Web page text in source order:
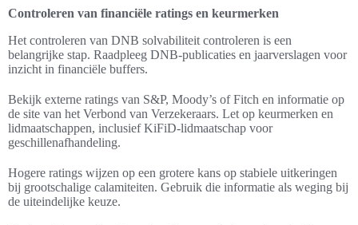
Controleren van financiële ratings en keurmerken
Het controleren van DNB solvabiliteit controleren is een
belangrijke stap. Raadpleeg DNB-publicaties en jaarverslagen voor
inzicht in financiële buffers.
Bekijk externe ratings van S&P, Moody’s of Fitch en informatie op
de site van het Verbond van Verzekeraars. Let op keurmerken en
lidmaatschappen, inclusief KiFiD-lidmaatschap voor
geschillenafhandeling.
Hogere ratings wijzen op een grotere kans op stabiele uitkeringen
bij grootschalige calamiteiten. Gebruik die informatie als weging bij
de uiteindelijke keuze.